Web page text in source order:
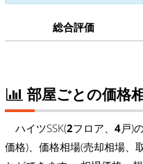
総合評価
部屋ごとの価格
ハイツSSK(2フロア、 4戸)
価格)、価格相場(売却相場、